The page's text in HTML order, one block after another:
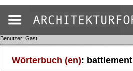
Benutzer: Gast
Wörterbuch (en): battlement